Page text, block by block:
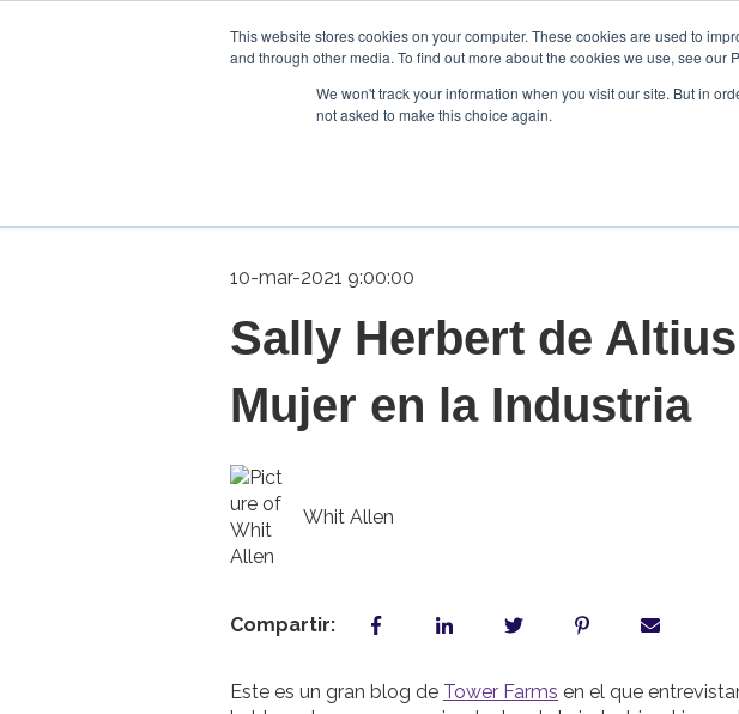
This website stores cookies on your computer. These cookies are used to
and through other media. To find out more about the cookies we use, see our
We won't track your information when you visit our site. But in
not asked to make this choice again.
10-mar-2021 9:00:00
Sally Herbert de
Mujer en la Industria
Whit Allen
Compartir:
Este es un gran blog de Tower Farms en el que